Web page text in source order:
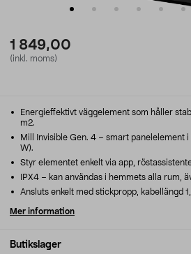
1 849,00
(inkl. moms)
Butikslager
Energieffektivt väggelement som håller
m2.
Mill Invisible Gen. 4 – smart panelelement
W).
Styr elementet enkelt via app,
IPX4 – kan användas i hemmets alla rum,
Ansluts enkelt med stickpropp, kabellängd
Mer information